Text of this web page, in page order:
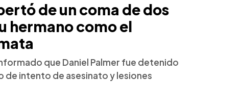
de un coma de dos
hermano como el
que Daniel Palmer fue detenido
de intento de asesinato y lesiones